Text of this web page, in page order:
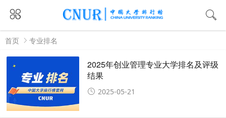
首页 专业排名
2025年创业管理专业大学排名及评级
结果
2025-05-21